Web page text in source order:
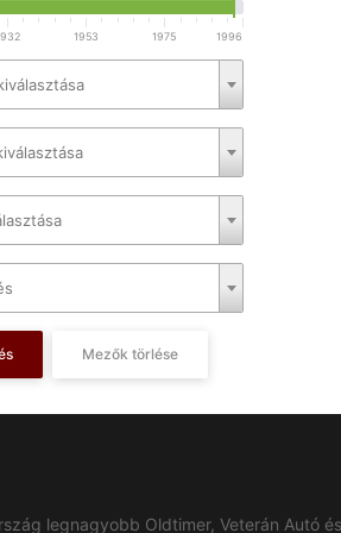
1953 1975 1996
Mezők törlése
legnagyobb Oldtimer, Veterán Autó és